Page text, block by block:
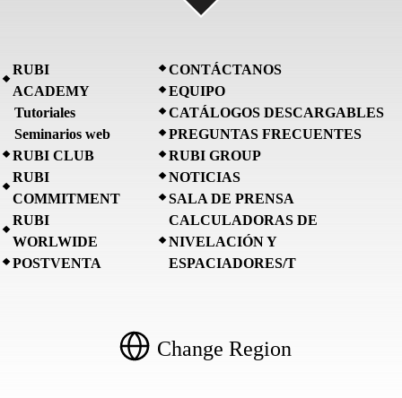
RUBI
ACADEMY
Tutoriales
Seminarios web
RUBI CLUB
RUBI
COMMITMENT
RUBI
WORLWIDE
POSTVENTA
CONTÁCTANOS
EQUIPO
CATÁLOGOS DESCARGABLES
PREGUNTAS FRECUENTES
RUBI GROUP
NOTICIAS
SALA DE PRENSA
CALCULADORAS DE
NIVELACIÓN Y
ESPACIADORES/T
Change Region